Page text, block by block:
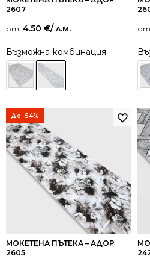
2607
от: 4.50 €/ л.м.
Възможна комбинация
До -54%
МОКЕТЕНА ПЪТЕКА – АДОР
2605